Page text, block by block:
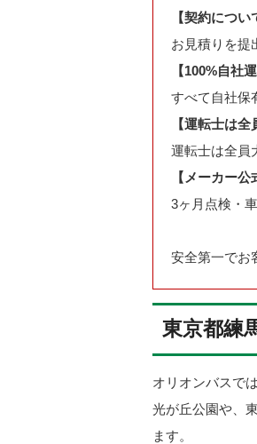
【契約につい
お見積りを提
【100%自社運
すべて自社保
【運転士は全
運転士は全員
【メーカー公
3ヶ月点検・
安全第一でお
東京都練
オリオンバスで
光が丘公園や、
ます。